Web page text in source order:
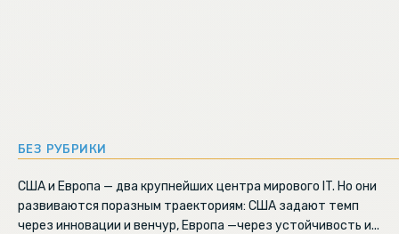
БЕЗ РУБРИКИ
США и Европа — два крупнейших центра мирового IT. Но они
развиваются поразным траекториям: США задают темп
через инновации и венчур, Европа —через устойчивость и...